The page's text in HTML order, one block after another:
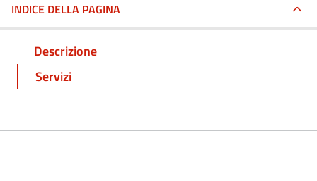
INDICE DELLA PAGINA
Descrizione
Servizi